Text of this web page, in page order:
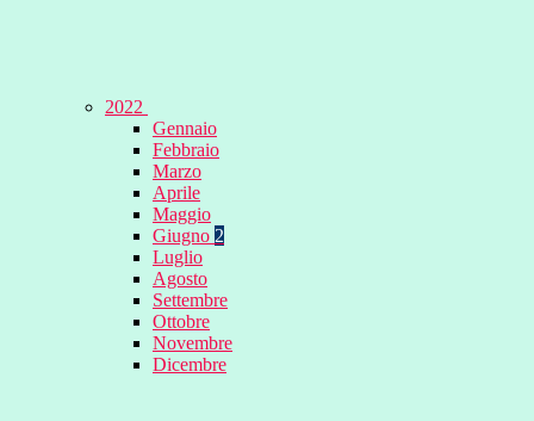
2022
Gennaio
Febbraio
Marzo
Aprile
Maggio
Giugno 2
Luglio
Agosto
Settembre
Ottobre
Novembre
Dicembre